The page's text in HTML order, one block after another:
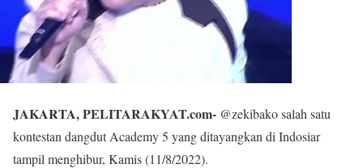
JAKARTA, PELITARAKYAT.com- @zekibako salah satu
kontestan dangdut Academy 5 yang ditayangkan di Indosiar
tampil menghibur, Kamis (11/8/2022).